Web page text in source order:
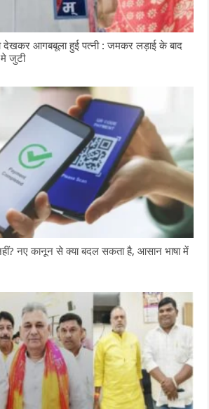
आगबबूला हुई पत्नी : जमकर लड़ाई के बाद
मे जुटी
नए कानून से क्या बदल सकता है, आसान भाषा में